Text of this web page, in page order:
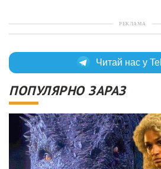
РЕКЛАМА
Читай нас у
ПОПУЛЯРНО ЗАРАЗ